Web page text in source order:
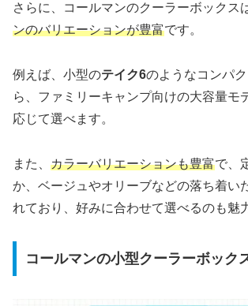
さらに、コールマンのクーラーボックス
ンのバリエーションが豊富です。
例えば、小型のテイク6のようなコンパ
ら、ファミリーキャンプ向けの大容量モ
応じて選べます。
また、 カラーバリエーションも豊富で、
か、ベージュやオリーブなどの落ち着い
れており、好みに合わせて選べるのも魅
コールマンの小型クーラーボック